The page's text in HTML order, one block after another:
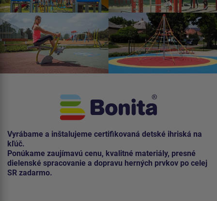
Vyrábame a inštalujeme certifikovaná detské ihriská na
kľúč.
Ponúkame zaujímavú cenu, kvalitné materiály, presné
dielenské spracovanie a dopravu herných prvkov po celej
SR zadarmo.